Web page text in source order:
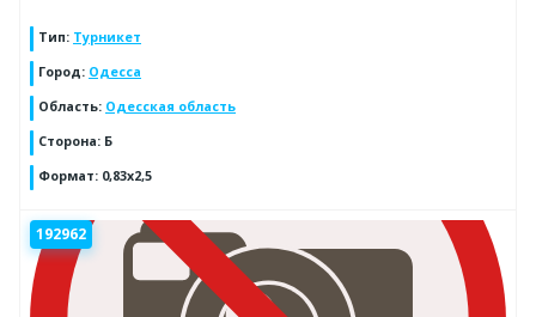
Тип: Турникет
Город: Одесса
Область: Одесская область
Сторона: Б
Формат: 0,83х2,5
192962